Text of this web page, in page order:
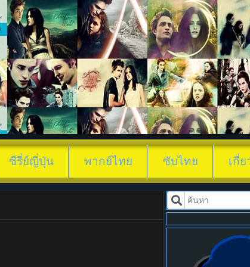
ดูซีรี่ย์ Bloodhounds-
ซีรี่ย์ญี่ปุ่น พากย์ไทย ซับไทย เกี่ย